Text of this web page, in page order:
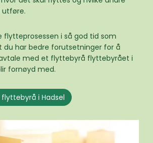
utføre.
flytteprosessen i så god tid som
du har bedre forutsetninger for å
med et flyttebyrå flyttebyrået i
fornøyd med.
i Hadsel